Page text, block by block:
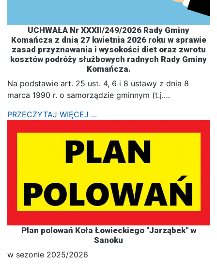
UCHWAŁA Nr XXXII/249/2026 Rady Gminy
Komańcza z dnia 27 kwietnia 2026 roku w sprawie
zasad przyznawania i wysokości diet oraz zwrotu
kosztów podróży służbowych radnych Rady Gminy
Komańcza.
Na podstawie art. 25 ust. 4, 6 i 8 ustawy z dnia 8
marca 1990 r. o samorządzie gminnym (t.j.…
PRZECZYTAJ WIĘCEJ ...
Plan polowań Koła Łowieckiego "Jarząbek" w
Sanoku
w sezonie 2025/2026